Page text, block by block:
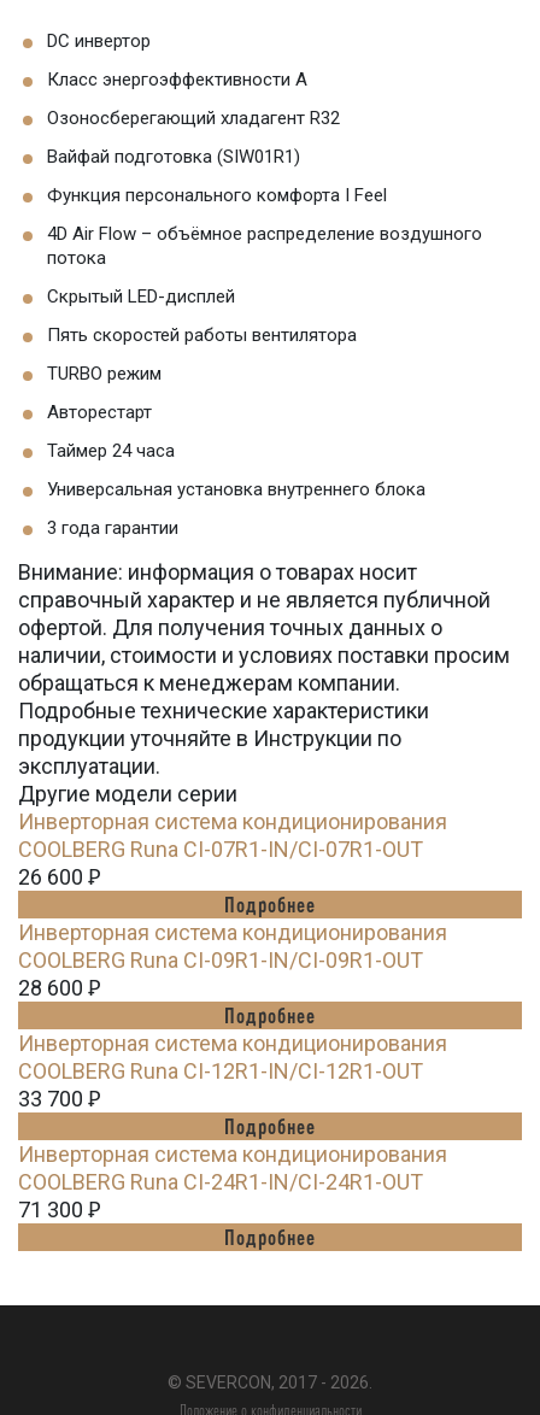
DС инвертор
Класс энергоэффективности А
Озоносберегающий хладагент R32
Вайфай подготовка (SIW01R1)
Функция персонального комфорта I Feel
4D Air Flow – объёмное распределение воздушного
потока
Скрытый LED-дисплей
Пять скоростей работы вентилятора
TURBO режим
Авторестарт
Таймер 24 часа
Универсальная установка внутреннего блока
3 года гарантии
Внимание: информация о товарах носит
справочный характер и не является публичной
офертой. Для получения точных данных о
наличии, стоимости и условиях поставки просим
обращаться к менеджерам компании.
Подробные технические характеристики
продукции уточняйте в Инструкции по
эксплуатации.
Другие модели серии
Инверторная система кондиционирования
СOOLBERG Runa CI-07R1-IN/CI-07R1-OUT
26 600 Ꝑ
Подробнее
Инверторная система кондиционирования
СOOLBERG Runa CI-09R1-IN/CI-09R1-OUT
28 600 Ꝑ
Подробнее
Инверторная система кондиционирования
СOOLBERG Runa CI-12R1-IN/CI-12R1-OUT
33 700 Ꝑ
Подробнее
Инверторная система кондиционирования
СOOLBERG Runa CI-24R1-IN/CI-24R1-OUT
71 300 Ꝑ
Подробнее
© SEVERCON, 2017 - 2026.
Положение о конфиденциальности